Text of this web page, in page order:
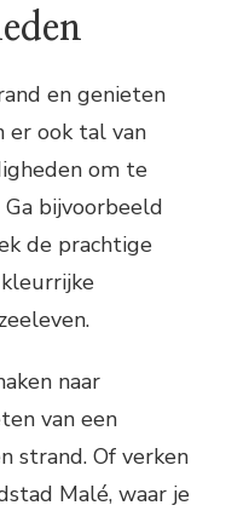
en genieten
er ook tal van
om te
bijvoorbeeld
de prachtige
naar
van een
strand. Of verken
Malé, waar je